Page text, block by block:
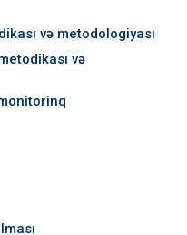
və metodologiyası
və